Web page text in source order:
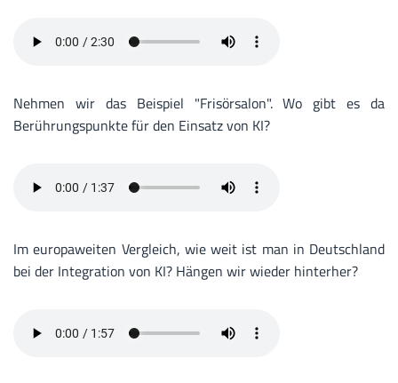
Nehmen wir das Beispiel "Frisörsalon". Wo gibt es da
Berührungspunkte für den Einsatz von KI?
Im europaweiten Vergleich, wie weit ist man in Deutschland
bei der Integration von KI? Hängen wir wieder hinterher?